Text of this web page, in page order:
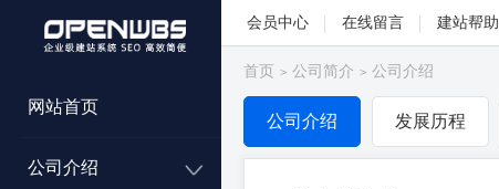
会员中心 在线留言 建站帮助
网站首页
公司介绍
首页 > 公司简介 > 公司介绍
公司介绍 发展历程